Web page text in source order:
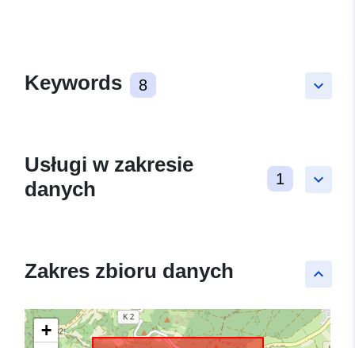
keyboard_arrow_down
Keywords 8
keyboard_arrow_down
Usługi w zakresie
danych
1
keyboard_arrow_up
Zakres zbioru danych
+